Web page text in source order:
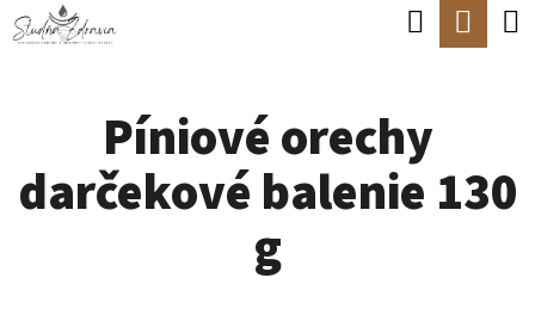
Prejsť
Hľadať
Píniové orechy
darčekové balenie 130
g
K
O
O